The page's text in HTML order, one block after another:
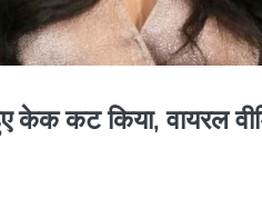
केक कट किया, वायरल